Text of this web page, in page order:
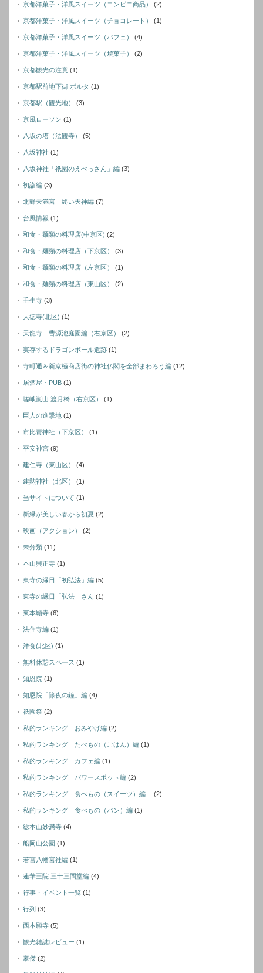
京都洋菓子・洋風スイーツ（コンビニ商品） (2)
京都洋菓子・洋風スイーツ（チョコレート） (1)
京都洋菓子・洋風スイーツ（パフェ） (4)
京都洋菓子・洋風スイーツ（焼菓子） (2)
京都観光の注意 (1)
京都駅前地下街 ポルタ (1)
京都駅（観光地） (3)
京風ローソン (1)
八坂の塔（法観寺） (5)
八坂神社 (1)
八坂神社「祇園のえべっさん」編 (3)
初詣編 (3)
北野天満宮 終い天神編 (7)
台風情報 (1)
和食・麺類の料理店(中京区) (2)
和食・麺類の料理店（下京区） (3)
和食・麺類の料理店（左京区） (1)
和食・麺類の料理店（東山区） (2)
壬生寺 (3)
大徳寺(北区) (1)
天龍寺 曹源池庭園編（右京区） (2)
実存するドラゴンボール遺跡 (1)
寺町通＆新京極商店街の神社仏閣を全部まわろう編 (12)
居酒屋・PUB (1)
嵯峨嵐山 渡月橋（右京区） (1)
巨人の進撃地 (1)
市比賣神社（下京区） (1)
平安神宮 (9)
建仁寺（東山区） (4)
建勲神社（北区） (1)
当サイトについて (1)
新緑が美しい春から初夏 (2)
映画（アクション） (2)
未分類 (11)
本山興正寺 (1)
東寺の縁日「初弘法」編 (5)
東寺の縁日「弘法」さん (1)
東本願寺 (6)
法住寺編 (1)
洋食(北区) (1)
無料休憩スペース (1)
知恩院 (1)
知恩院「除夜の鐘」編 (4)
祇園祭 (2)
私的ランキング おみやげ編 (2)
私的ランキング たべもの（ごはん）編 (1)
私的ランキング カフェ編 (1)
私的ランキング パワースポット編 (2)
私的ランキング 食べもの（スイーツ）編 (2)
私的ランキング 食べもの（パン）編 (1)
総本山妙満寺 (4)
船岡山公園 (1)
若宮八幡宮社編 (1)
蓮華王院 三十三間堂編 (4)
行事・イベント一覧 (1)
行列 (3)
西本願寺 (5)
観光雑誌レビュー (1)
豪傑 (2)